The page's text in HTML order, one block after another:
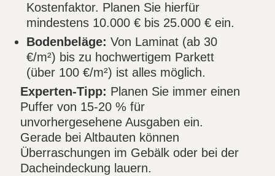
Kostenfaktor. Planen Sie hierfür
mindestens 10.000 € bis 25.000 € ein.
Bodenbeläge: Von Laminat (ab 30
€/m²) bis zu hochwertigem Parkett
(über 100 €/m²) ist alles möglich.
Experten-Tipp: Planen Sie immer einen
Puffer von 15-20 % für
unvorhergesehene Ausgaben ein.
Gerade bei Altbauten können
Überraschungen im Gebälk oder bei der
Dacheindeckung lauern.